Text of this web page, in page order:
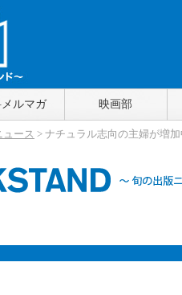
ルマガ 映画部
ュース > ナチュラル志向の主婦が増